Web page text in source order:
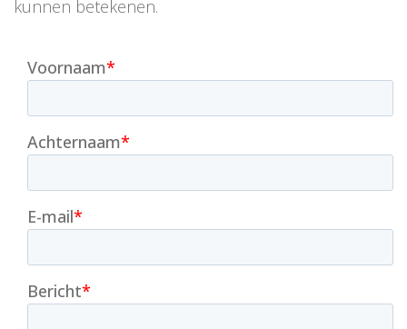
kunnen betekenen.